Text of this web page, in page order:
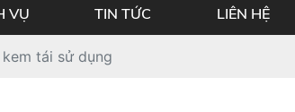
VỤ TIN TỨC LIÊN HỆ
tái sử dụng